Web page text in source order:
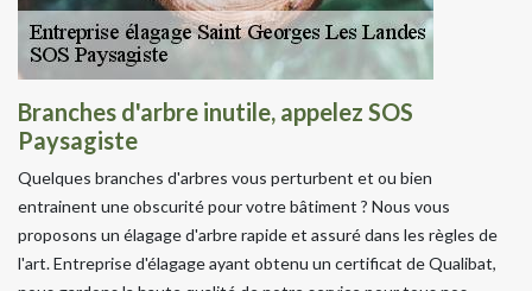
Branches d'arbre inutile, appelez SOS
Paysagiste
Quelques branches d'arbres vous perturbent et ou bien
entrainent une obscurité pour votre bâtiment ? Nous vous
proposons un élagage d'arbre rapide et assuré dans les règles de
l'art. Entreprise d'élagage ayant obtenu un certificat de Qualibat,